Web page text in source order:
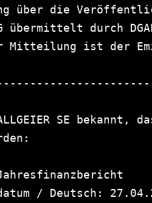
über die
übermittelt durch
Mitteilung ist der
SE bekannt,
/ Deutsch: